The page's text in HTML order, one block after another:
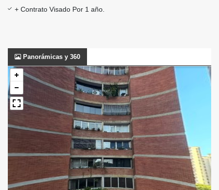
+ Contrato Visado Por 1 año.
Panorámicas y 360